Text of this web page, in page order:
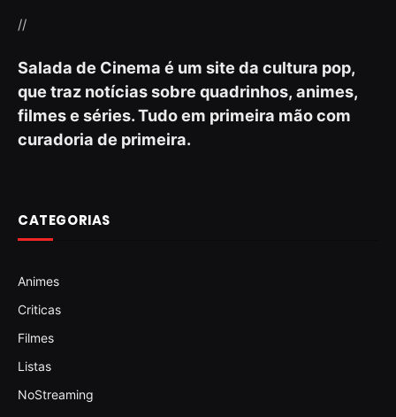
//
Salada de Cinema é um site da cultura pop,
que traz notícias sobre quadrinhos, animes,
filmes e séries. Tudo em primeira mão com
curadoria de primeira.
CATEGORIAS
Animes
Criticas
Filmes
Listas
NoStreaming